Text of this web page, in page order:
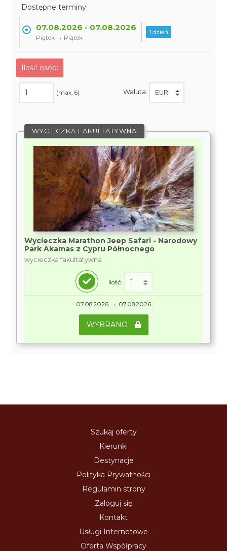
Dostępne terminy:
07.08.2026 - 07.08.2026
Piątek → Piątek
1 dzień
Ilość osób:
(max. 6) Waluta:
WYCIECZKA FAKULTATYWNA
Wycieczka Marathon Jeep Safari - Narodowy
Park Akamas z Cypru Północnego
wycieczka fakultatywna
Ilość:
07.08.2026 → 07.08.2026
WYBRANO
Szukaj oferty
Kierunki
Destynacje
Polityka Prywatności
Regulamin strony
Zaloguj się
Kontakt
Usługi Internetowe
Oferta Współpracy